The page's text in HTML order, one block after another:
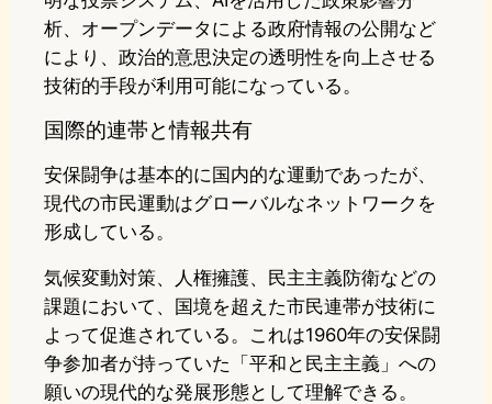
析、オープンデータによる政府情報の公開など
により、政治的意思決定の透明性を向上させる
技術的手段が利用可能になっている。
国際的連帯と情報共有
安保闘争は基本的に国内的な運動であったが、
現代の市民運動はグローバルなネットワークを
形成している。
気候変動対策、人権擁護、民主主義防衛などの
課題において、国境を超えた市民連帯が技術に
よって促進されている。これは1960年の安保闘
争参加者が持っていた「平和と民主主義」への
願いの現代的な発展形態として理解できる。